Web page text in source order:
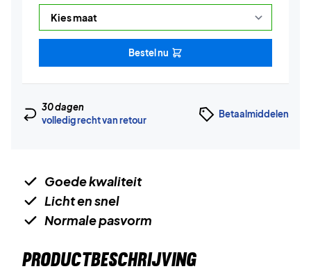
Bestel nu
30 dagen
volledig recht van retour
Betaalmiddelen
Goede kwaliteit
Licht en snel
Normale pasvorm
PRODUCTBESCHRIJVING